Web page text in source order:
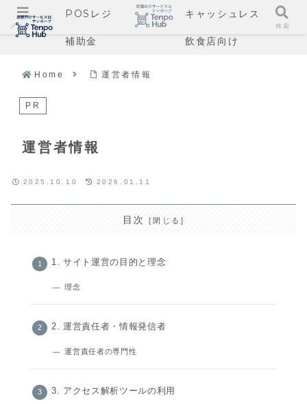
POSレジ キャッシュレス
補助金 飲食店向け
Home 運営者情報
PR
運営者情報
2025.10.10 2026.01.11
目次
1. サイト運営の目的と理念
理念
2. 運営責任者・情報発信者
運営責任者の専門性
3. アクセス解析ツールの利用
メニュー 検索